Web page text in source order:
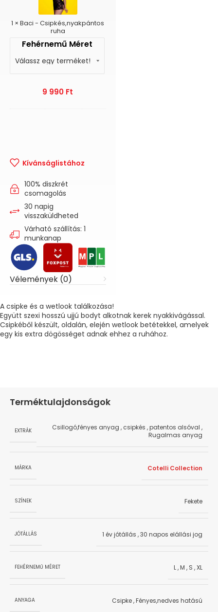
1 ×Baci - Csipkés,nyakpántos
ruha
Fehérnemű Méret
9 990 Ft
Kívánságlistához
100% diszkrét
csomagolás
30 napig
visszaküldheted
Várható szállítás: 1
munkanap
Vélemények (0)
A csipke és a wetlook találkozása!
Együtt szexi hosszú ujjú bodyt alkotnak kerek nyakkivágással.
Csipkéből készült, oldalán, elején wetlook betétekkel, amelyek
egy kis extra dögösséget adnak ehhez a ruhához.
Terméktulajdonságok
EXTRÁK Csillogó,fényes anyag , csipkés ,patentos alsóval ,
Rugalmas anyag
MÁRKA Cotelli Collection
SZÍNEK Fekete
JÓTÁLLÁS 1 év jótállás ,30 napos elállási jog
FEHÉRNEMŰ MÉRET L,M , S ,XL
ANYAGA Csipke,Fényes,nedves hatású